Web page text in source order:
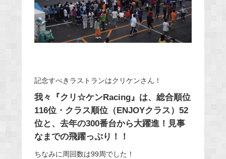
記念すべきラストランはクリケンさん！
我々『クリ☆ケンRacing』は、総合順位
116位・クラス順位（ENJOYクラス）52
位と、去年の300番台から大躍進！見事
なまでの飛躍っぷり！！
ちなみに周回数は99周でした！